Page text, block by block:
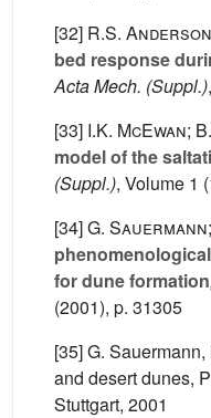
[32] R.S. Anderson
bed response
Acta Mech. (Suppl.)
[33] I.K. McEwan;
model of the
(Suppl.), Volume 1
[34]G.
for dune formation
(2001), p. 31305
[35] G.
and desert dunes,
Stuttgart, 2001